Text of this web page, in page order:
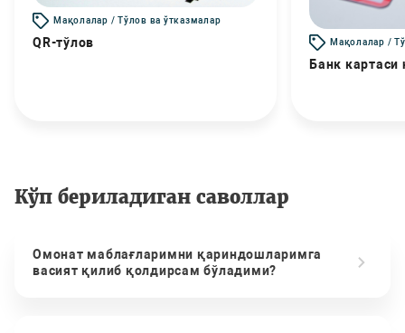
Мақолалар / Тўлов ва ўтказмалар
QR-тўлов Мақолалар /
Банк картаси
Кўп бериладиган саволлар
Омонат маблағларимни қариндошларимга
васият қилиб қолдирсам бўладими?